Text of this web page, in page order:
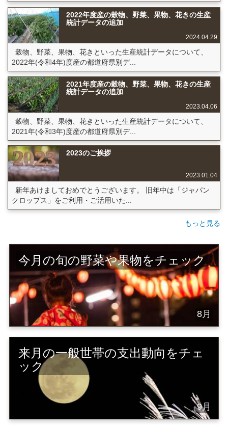
2022年度産の穀物、野菜、果物、花きの生産
統計データの追加
2024.04.29
穀物、野菜、果物、花きといった生産統計データについて、
2022年(令和4年)度産の都道府県別デ...
2021年度産の穀物、野菜、果物、花きの生産
統計データの追加
2023.04.06
穀物、野菜、果物、花きといった生産統計データについて、
2021年(令和3年)度産の都道府県別デ...
2023のご挨拶
2023.01.04
新年あけましておめでとうございます。 旧年中は「ジャパン
クロップス」をご利用・ご活用いた...
もっと見る
今月の旬の野菜や果物をチェック
8月
来月の一般世帯の支出動向をチェ
ック
9月